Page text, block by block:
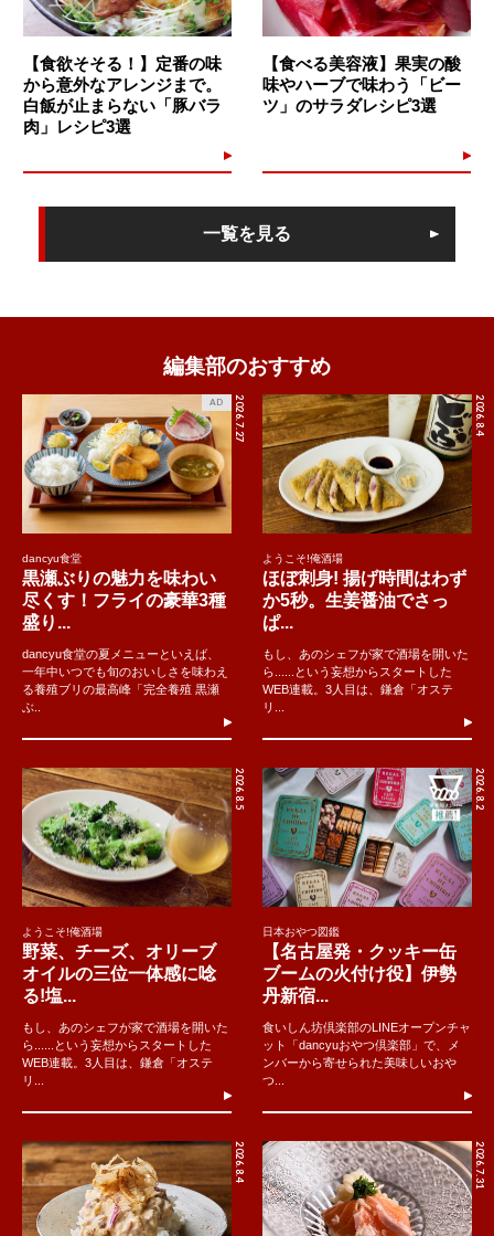
【食欲そそる！】定番の味
から意外なアレンジまで。
白飯が止まらない「豚バラ
肉」レシピ3選
【食べる美容液】果実の酸
味やハーブで味わう「ビー
ツ」のサラダレシピ3選
一覧を見る
編集部のおすすめ
2026.7.27
AD
dancyu食堂
黒瀬ぶりの魅力を味わい
尽くす！フライの豪華3種
盛り...
dancyu食堂の夏メニューといえば、
一年中いつでも旬のおいしさを味わえ
る養殖ブリの最高峰「完全養殖 黒瀬
ぶ..
2026.8.4
ようこそ!俺酒場
ほぼ刺身! 揚げ時間はわず
か5秒。生姜醤油でさっ
ぱ...
もし、あのシェフが家で酒場を開いた
ら......という妄想からスタートした
WEB連載。3人目は、鎌倉「オステ
リ...
2026.8.5
ようこそ!俺酒場
野菜、チーズ、オリーブ
オイルの三位一体感に唸
る!塩...
もし、あのシェフが家で酒場を開いた
ら......という妄想からスタートした
WEB連載。3人目は、鎌倉「オステ
リ...
2026.8.2
日本おやつ図鑑
【名古屋発・クッキー缶
ブームの火付け役】伊勢
丹新宿...
食いしん坊倶楽部のLINEオープンチャ
ット「dancyuおやつ倶楽部」で、メ
ンバーから寄せられた美味しいおや
つ...
2026.8.4 2026.7.31